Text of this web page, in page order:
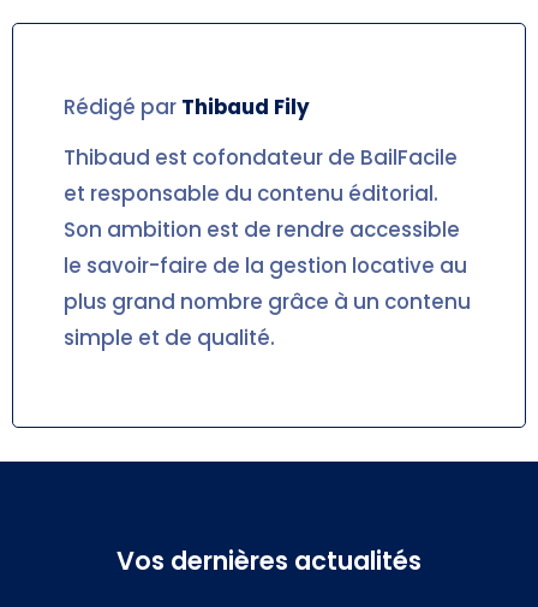
Rédigé par Thibaud Fily
Thibaud est cofondateur de BailFacile
et responsable du contenu éditorial.
Son ambition est de rendre accessible
le savoir-faire de la gestion locative au
plus grand nombre grâce à un contenu
simple et de qualité.
Vos dernières actualités